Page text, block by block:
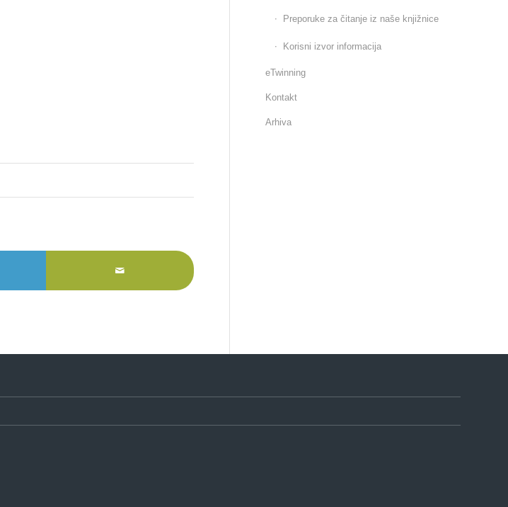
Preporuke za čitanje iz naše knjižnice
Korisni izvor informacija
eTwinning
Kontakt
Arhiva